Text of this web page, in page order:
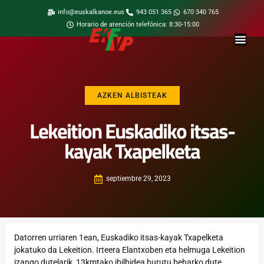
info@euskalkanoe.eus 943 051 365
670 340 765
Horario de atención telefónica: 8:30-15:00
AZKEN ALBISTEAK
Lekeition Euskadiko itsas-
kayak Txapelketa
septiembre 29, 2023
Datorren urriaren 1ean, Euskadiko itsas-kayak Txapelketa
jokatuko da Lekeition. Irteera Elantxoben eta helmuga Lekeition